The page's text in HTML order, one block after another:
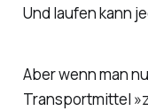
Und laufen kann
Aber wenn man
Transportmittel